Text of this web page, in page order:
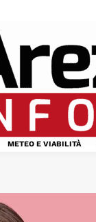
METEO E VIABILITÀ